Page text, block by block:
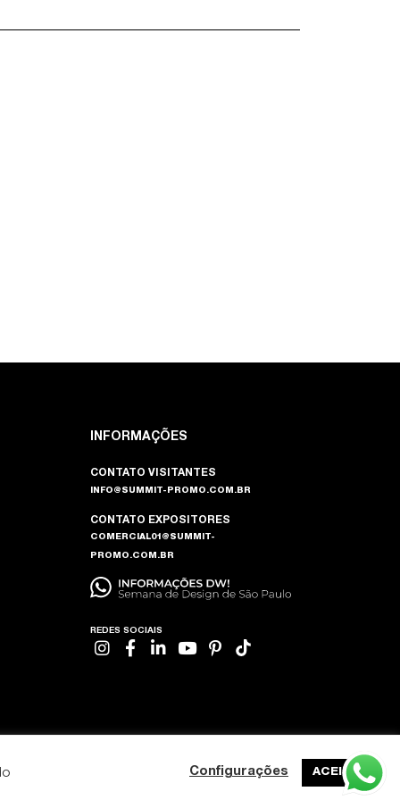
INFORMAÇÕES
CONTATO VISITANTES
INFO@SUMMIT-PROMO.COM.BR
CONTATO EXPOSITORES
COMERCIAL01@SUMMIT-
PROMO.COM.BR
REDES SOCIAIS
Configurações ACEITAR